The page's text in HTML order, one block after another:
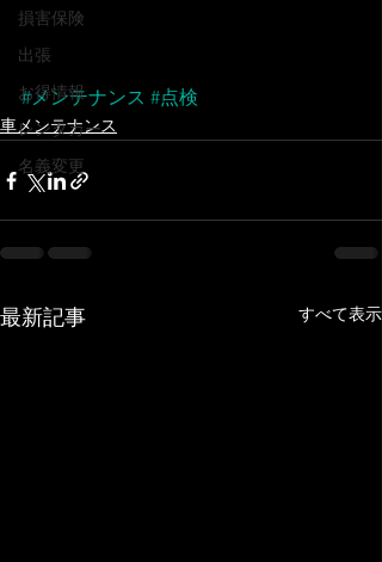
損害保険
出張
お得情報
レンタカー
名義変更
#メンテナンス #点検
車メンテナンス
最新記事 すべて表示